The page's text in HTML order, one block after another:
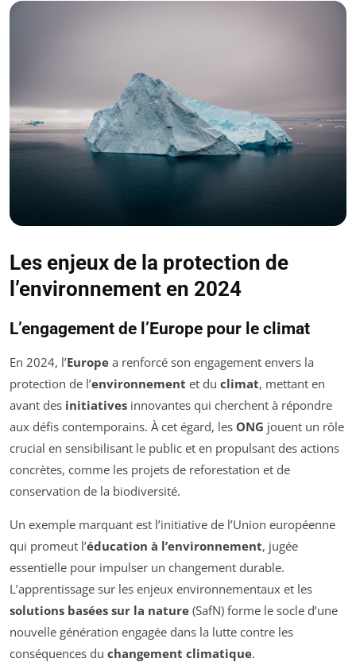
Les enjeux de la protection de
l’environnement en 2024
L’engagement de l’Europe pour le climat
En 2024, l’Europe a renforcé son engagement envers la
protection de l’environnement et du climat, mettant en
avant des initiatives innovantes qui cherchent à répondre
aux défis contemporains. À cet égard, les ONG jouent un rôle
crucial en sensibilisant le public et en propulsant des actions
concrètes, comme les projets de reforestation et de
conservation de la biodiversité.
Un exemple marquant est l’initiative de l’Union européenne
qui promeut l’éducation à l’environnement, jugée
essentielle pour impulser un changement durable.
L’apprentissage sur les enjeux environnementaux et les
solutions basées sur la nature (SafN) forme le socle d’une
nouvelle génération engagée dans la lutte contre les
conséquences du changement climatique.